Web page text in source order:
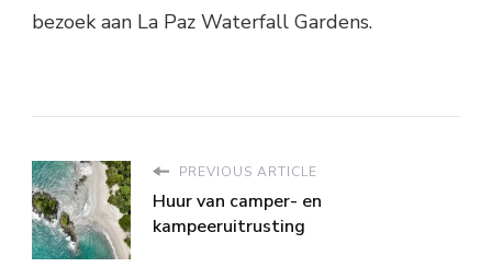
bezoek aan La Paz Waterfall Gardens.
PREVIOUS ARTICLE
Huur van camper- en
kampeeruitrusting